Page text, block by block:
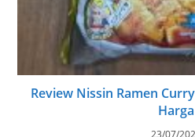
Review Nissin Ramen
Harga
23/07/